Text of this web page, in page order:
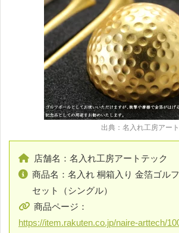
出典：名入れ工房アー
店舗名：名入れ工房アートテック
商品名：名入れ 桐箱入り 金箔ゴル
セット（シングル）
商品ページ：
https://item.rakuten.co.jp/naire-arttech/